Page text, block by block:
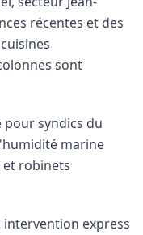
récentes et des
sont
pour syndics du
marine
et robinets
express